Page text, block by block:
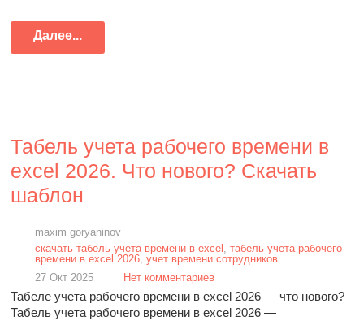
Далее...
Табель учета рабочего времени в
excel 2026. Что нового? Скачать
шаблон
maxim goryaninov
скачать табель учета времени в excel ,табель учета рабочего
времени в excel 2026,учет времени сотрудников
27 Окт 2025
Нет комментариев
Табеле учета рабочего времени в excel 2026 — что нового?
Табель учета рабочего времени в excel 2026 —